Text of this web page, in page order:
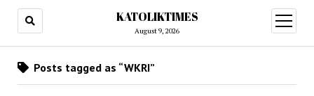
KATOLIKTIMES
August 9, 2026
open
menu
Posts tagged as “WKRI”